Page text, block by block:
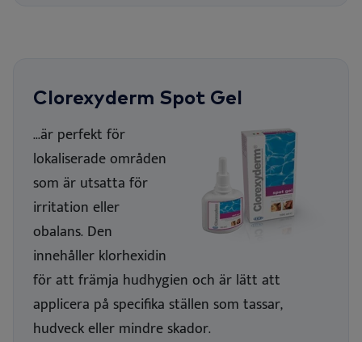
Clorexyderm Spot Gel
...är perfekt för
lokaliserade områden
som är utsatta för
irritation eller
obalans. Den
innehåller klorhexidin
för att främja hudhygien och är lätt att
applicera på specifika ställen som tassar,
hudveck eller mindre skador.